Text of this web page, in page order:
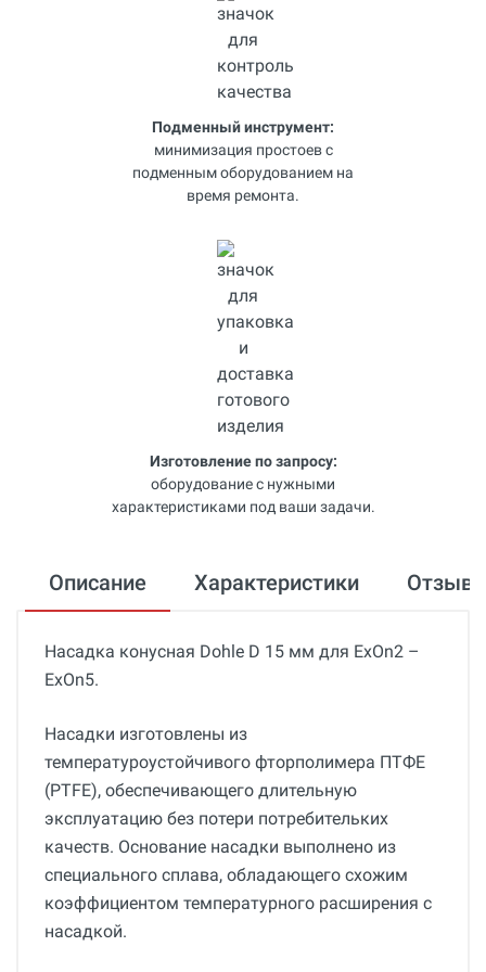
Подменный инструмент:
минимизация простоев с
подменным оборудованием на
время ремонта.
Изготовление по запросу:
оборудование с нужными
характеристиками под ваши задачи.
Описание Характеристики
Насадка конусная Dohle D 15 мм для ExOn2 –
ExOn5.
Насадки изготовлены из
температуроустойчивого фторполимера ПТФЕ
(PTFE), обеспечивающего длительную
эксплуатацию без потери потребительких
качеств. Основание насадки выполнено из
специального сплава, обладающего схожим
коэффициентом температурного расширения с
насадкой.